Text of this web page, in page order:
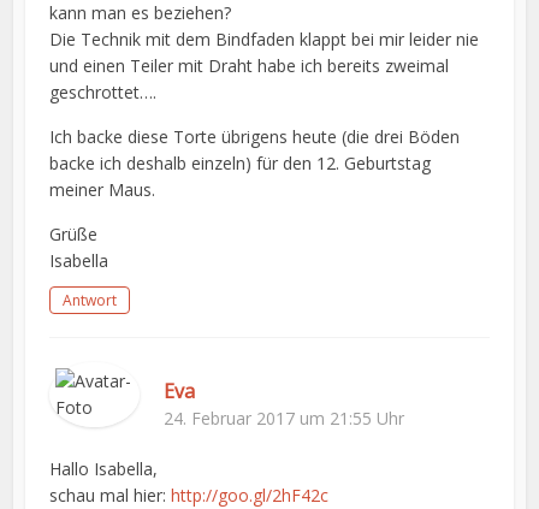
kann man es beziehen?
Die Technik mit dem Bindfaden klappt bei mir leider nie
und einen Teiler mit Draht habe ich bereits zweimal
geschrottet….
Ich backe diese Torte übrigens heute (die drei Böden
backe ich deshalb einzeln) für den 12. Geburtstag
meiner Maus.
Grüße
Isabella
Antwort
Eva
24. Februar 2017 um 21:55 Uhr
Hallo Isabella,
schau mal hier:http://goo.gl/2hF42c